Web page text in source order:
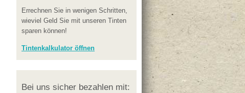
Errechnen Sie in wenigen Schritten,
wieviel Geld Sie mit unseren Tinten
sparen können!
Tintenkalkulator öffnen
Bei uns sicher bezahlen mit: